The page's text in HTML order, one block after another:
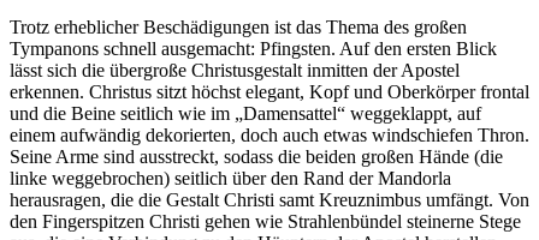
Trotz erheblicher Beschädigungen ist das Thema des großen
Tympanons schnell ausgemacht: Pfingsten. Auf den ersten Blick
lässt sich die übergroße Christusgestalt inmitten der Apostel
erkennen. Christus sitzt höchst elegant, Kopf und Oberkörper frontal
und die Beine seitlich wie im „Damensattel“ weggeklappt, auf
einem aufwändig dekorierten, doch auch etwas windschiefen Thron.
Seine Arme sind ausstreckt, sodass die beiden großen Hände (die
linke weggebrochen) seitlich über den Rand der Mandorla
herausragen, die die Gestalt Christi samt Kreuznimbus umfängt. Von
den Fingerspitzen Christi gehen wie Strahlenbündel steinerne Stege